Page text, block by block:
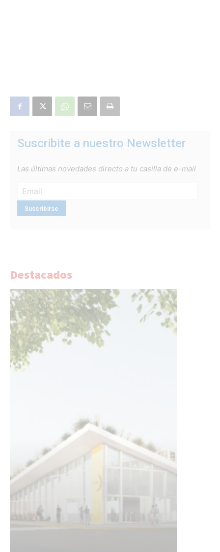
Suscribite a nuestro Newsletter
Las últimas novedades directo a tu casilla de e-mail
Destacados